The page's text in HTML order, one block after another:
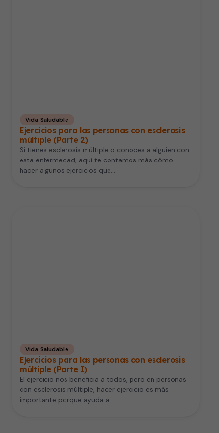
Vida Saludable
Ejercicios para las personas con esclerosis
múltiple (Parte 2)
Si tienes esclerosis múltiple o conoces a alguien con
esta enfermedad, aquí te contamos más cómo
hacer algunos ejercicios que…
Vida Saludable
Ejercicios para las personas con esclerosis
múltiple (Parte I)
El ejercicio nos beneficia a todos, pero en personas
con esclerosis múltiple, hacer ejercicio es más
importante porque ayuda a…